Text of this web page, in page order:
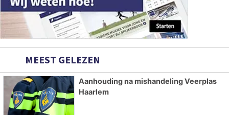
MEEST GELEZEN
Aanhouding na mishandeling Veerplas
Haarlem